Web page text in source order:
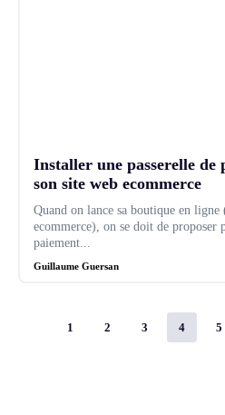
Installer une passerelle de
son site web ecommerce
Quand on lance sa boutique en ligne
ecommerce), on se doit de proposer
paiement...
Guillaume Guersan
1 2 3 4 5